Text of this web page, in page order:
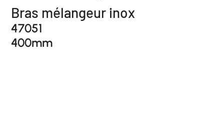
Bras mélangeur inox
47051
400mm